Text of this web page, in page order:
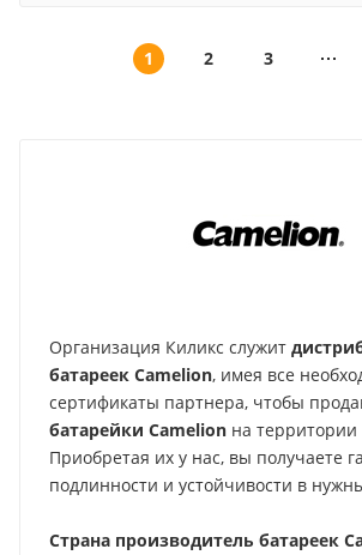
1 2 3
Организация Киликс служит
батареек Camelion, имея все
сертификаты партнера, чтобы
батарейки Camelionна территории
Приобретая их у нас, вы получаете
подлинности и устойчивости в
Страна производитель батареек